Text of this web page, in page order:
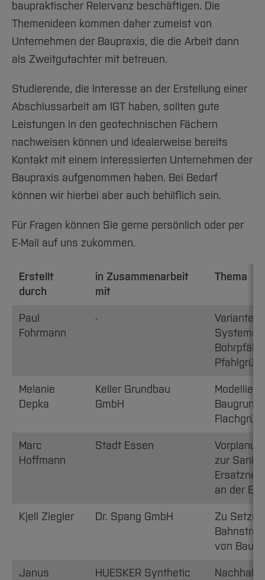
Arbeiten im FB G
Forschung und Projekte
International
Team
Service
Studiengänge
Studieninteressierte
Aktuelles
Studium
Fachgruppen
Forschung und Entwicklung
International
Team
Service
Amtliche Bekanntmachungen
Notfall-Infos
BO Shop
Familiengerechte Hochschule
Gleichstellung
Diskriminierungsfreie Hochschule
Vertretungen
Wahlen
Hochschulbibliothek
Hochschulkommunikation
International Office
qed-Stiftung
Zentrale Studienberatung
baupraktischer Relervanz beschäftigen. Die
Themenideen kommen daher zumeist von
Unternehmen der Baupraxis, die die Arbeit dann
als Zweitgutachter mit betreuen.
Studierende, die Interesse an der Erstellung einer
Abschlussarbeit am IGT haben, sollten gute
Leistungen in den geotechnischen Fächern
nachweisen können und idealerweise bereits
Kontakt mit einem interessierten Unternehmen der
Baupraxis aufgenommen haben. Bei Bedarf
können wir hierbei aber auch behilflich sein.
Für Fragen können Sie gerne persönlich oder per
E-Mail auf uns zukommen.
Erstellt
durch
in Zusammenarbeit
mit
Thema
Paul
Fohrmann
-
Systeme
Melanie
Depka
Keller Grundbau
GmbH
Marc
Hoffmann
Stadt Essen
zur
an der
Kjell Ziegler Dr. Spang GmbH
Zu
von
Janus
HUESKER Synthetic